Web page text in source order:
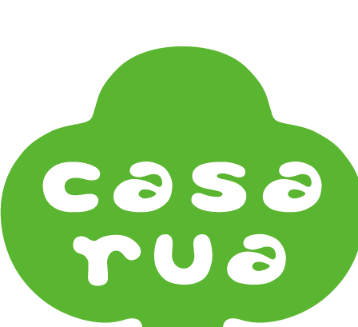
《雑貨》Living goods
インテリア Interior
アンティークのもの Vintage & Antiques
お茶・珈琲の時間 Tea & Coffee Time
お花の時間 Flower Time
お香・フレグランス Incense & Fragrance
ホームオフィス Home Office
おでかけ For Outings